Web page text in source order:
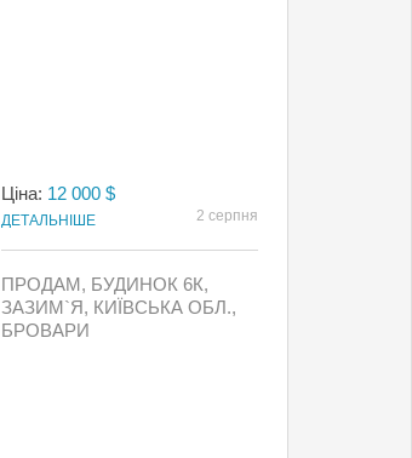
Ціна: 12 000 $
ДЕТАЛЬНІШЕ 2 серпня
ПРОДАМ, БУДИНОК 6К,
ЗАЗИМ`Я, КИЇВСЬКА ОБЛ.,
БРОВАРИ